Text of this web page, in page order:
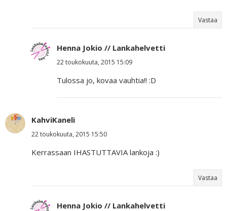
Vastaa
Henna Jokio // Lankahelvetti
22 toukokuuta, 2015 15:09
Tulossa jo, kovaa vauhtia!! :D
KahviKaneli
22 toukokuuta, 2015 15:50
Kerrassaan IHASTUTTAVIA lankoja :)
Vastaa
Henna Jokio // Lankahelvetti